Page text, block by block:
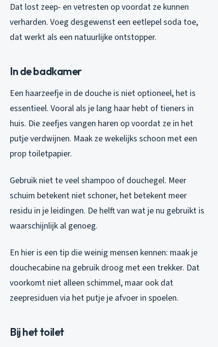
Dat lost zeep- en vetresten op voordat ze kunnen
verharden. Voeg desgewenst een eetlepel soda toe,
dat werkt als een natuurlijke ontstopper.
In de badkamer
Een haarzeefje in de douche is niet optioneel, het is
essentieel. Vooral als je lang haar hebt of tieners in
huis. Die zeefjes vangen haren op voordat ze in het
putje verdwijnen. Maak ze wekelijks schoon met een
prop toiletpapier.
Gebruik niet te veel shampoo of douchegel. Meer
schuim betekent niet schoner, het betekent meer
residu in je leidingen. De helft van wat je nu gebruikt is
waarschijnlijk al genoeg.
En hier is een tip die weinig mensen kennen: maak je
douchecabine na gebruik droog met een trekker. Dat
voorkomt niet alleen schimmel, maar ook dat
zeepresiduen via het putje je afvoer in spoelen.
Bij het toilet